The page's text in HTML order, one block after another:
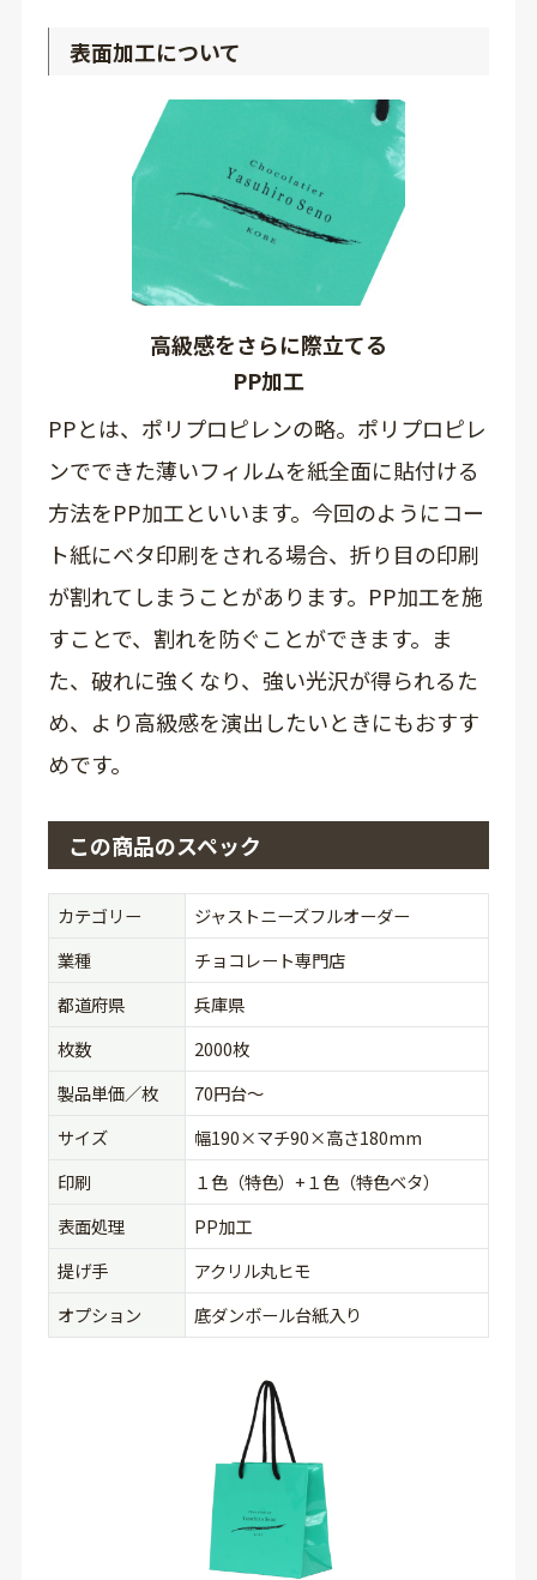
表面加工について
高級感をさらに際立てる
PP加工
PPとは、ポリプロピレンの略。ポリプロピレ
ンでできた薄いフィルムを紙全面に貼付ける
方法をPP加工といいます。今回のようにコー
ト紙にベタ印刷をされる場合、折り目の印刷
が割れてしまうことがあります。PP加工を施
すことで、割れを防ぐことができます。ま
た、破れに強くなり、強い光沢が得られるた
め、より高級感を演出したいときにもおすす
めです。
この商品のスペック
カテゴリー
ジャストニーズフルオーダー
業種
チョコレート専門店
都道府県
兵庫県
枚数
2000枚
製品単価／枚
70円台〜
サイズ
幅190×マチ90×高さ180mm
印刷
１色（特色）+１色（特色ベタ）
表面処理
PP加工
提げ手
アクリル丸ヒモ
オプション
底ダンボール台紙入り